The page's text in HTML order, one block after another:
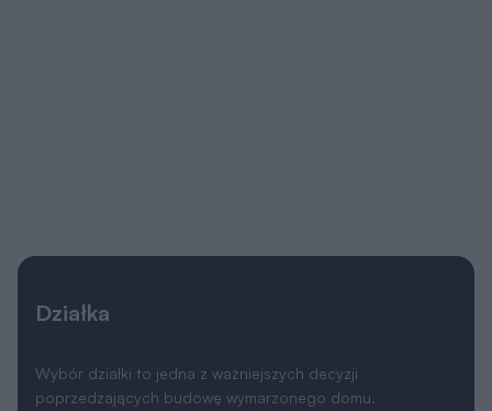
Działka
Wybór działki to jedna z ważniejszych decyzji
poprzedzających budowę wymarzonego domu.